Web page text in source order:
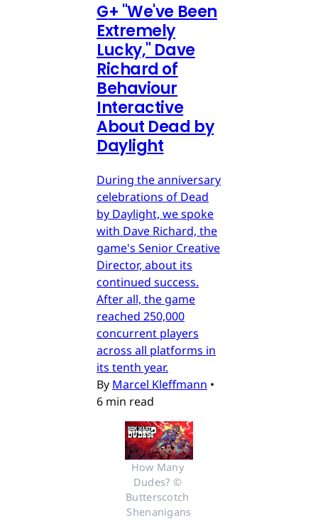
G+ "We've Been
Extremely
Lucky," Dave
Richard of
Behaviour
Interactive
About Dead by
Daylight
During the anniversary
celebrations of Dead
by Daylight, we spoke
with Dave Richard, the
game's Senior Creative
Director, about its
continued success.
After all, the game
reached 250,000
concurrent players
across all platforms in
its tenth year.
By Marcel Kleffmann •
6 min read
How Many
Dudes? ©
Butterscotch
Shenanigans